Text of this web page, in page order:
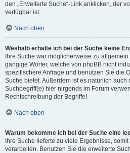
den „Erweiterte Suche“-Link anklicken, der
verfügbar ist.
Nach oben
Weshalb erhalte ich bei der Suche keine
Ihre Suche war möglicherweise zu
gängige Wörter, welche von phpBB nicht
spezifischere Anfrage und benutzen Sie die
Suche bietet. Außerdem ist es natürlich auch
Suchbegriff(e) hier nirgends im Forum
Rechtschreibung der Begriffe!
Nach oben
Warum bekomme ich bei der Suche eine
Ihre Suche lieferte zu viele Ergebnisse,
verarbeiten. Benutzen Sie die erweiterte